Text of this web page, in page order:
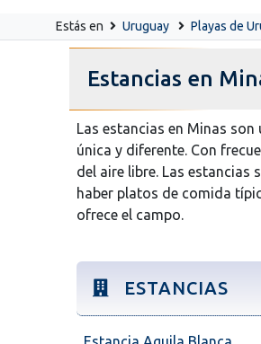
Estás en Uruguay Playas de
Estancias en
Las estancias en Minas
única y diferente. Con
del aire libre. Las estancias
haber platos de comida
ofrece el campo.
ESTANCIAS